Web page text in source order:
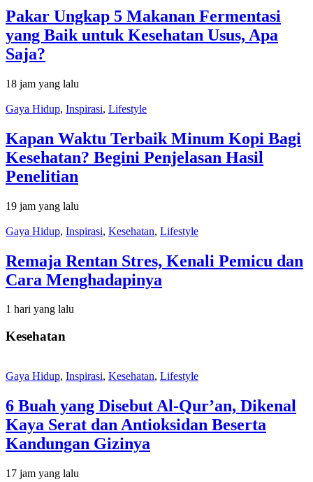
Pakar Ungkap 5 Makanan Fermentasi
yang Baik untuk Kesehatan Usus, Apa
Saja?
18 jam yang lalu
Gaya Hidup, Inspirasi, Lifestyle
Kapan Waktu Terbaik Minum Kopi Bagi
Kesehatan? Begini Penjelasan Hasil
Penelitian
19 jam yang lalu
Gaya Hidup, Inspirasi, Kesehatan, Lifestyle
Remaja Rentan Stres, Kenali Pemicu dan
Cara Menghadapinya
1 hari yang lalu
Kesehatan
Gaya Hidup, Inspirasi, Kesehatan, Lifestyle
6 Buah yang Disebut Al-Qur’an, Dikenal
Kaya Serat dan Antioksidan Beserta
Kandungan Gizinya
17 jam yang lalu